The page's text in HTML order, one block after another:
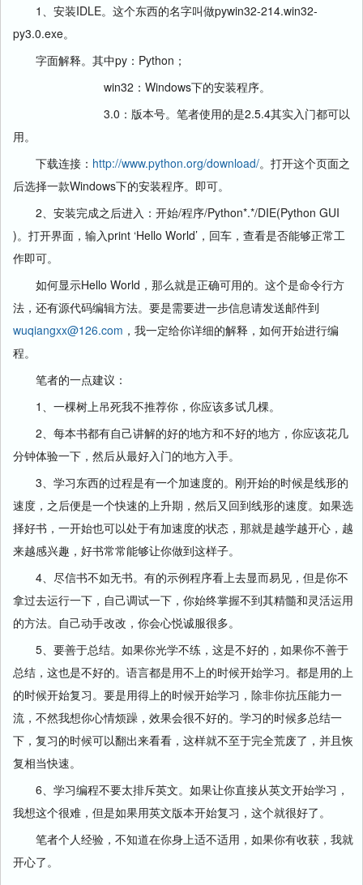
1、安装IDLE。这个东西的名字叫做pywin32-214.win32-
py3.0.exe。
字面解释。其中py：Python；
win32：Windows下的安装程序。
3.0：版本号。笔者使用的是2.5.4其实入门都可以
用。
下载连接： http://www.python.org/download/。打开这个页面之
后选择一款Windows下的安装程序。即可。
2、安装完成之后进入：开始/程序/Python*.*/DIE(Python GUI
)。打开界面，输入print ‘Hello World’，回车，查看是否能够正常工
作即可。
如何显示Hello World，那么就是正确可用的。这个是命令行方
法，还有源代码编辑方法。要是需要进一步信息请发送邮件到
wuqiangxx@126.com ，我一定给你详细的解释，如何开始进行编
程。
笔者的一点建议：
1、一棵树上吊死我不推荐你，你应该多试几棵。
2、每本书都有自己讲解的好的地方和不好的地方，你应该花几
分钟体验一下，然后从最好入门的地方入手。
3、学习东西的过程是有一个加速度的。刚开始的时候是线形的
速度，之后便是一个快速的上升期，然后又回到线形的速度。如果选
择好书，一开始也可以处于有加速度的状态，那就是越学越开心，越
来越感兴趣，好书常常能够让你做到这样子。
4、尽信书不如无书。有的示例程序看上去显而易见，但是你不
拿过去运行一下，自己调试一下，你始终掌握不到其精髓和灵活运用
的方法。自己动手改改，你会心悦诚服很多。
5、要善于总结。如果你光学不练，这是不好的，如果你不善于
总结，这也是不好的。语言都是用不上的时候开始学习。都是用的上
的时候开始复习。要是用得上的时候开始学习，除非你抗压能力一
流，不然我想你心情烦躁，效果会很不好的。学习的时候多总结一
下，复习的时候可以翻出来看看，这样就不至于完全荒废了，并且恢
复相当快速。
6、学习编程不要太排斥英文。如果让你直接从英文开始学习，
我想这个很难，但是如果用英文版本开始复习，这个就很好了。
笔者个人经验，不知道在你身上适不适用，如果你有收获，我就
开心了。